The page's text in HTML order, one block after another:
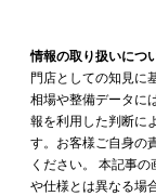
情報の取り扱いにつ
門店としての知見に
相場や整備データに
報を利用した判断に
す。お客様ご自身の
ください。 本記事
や仕様とは異なる場